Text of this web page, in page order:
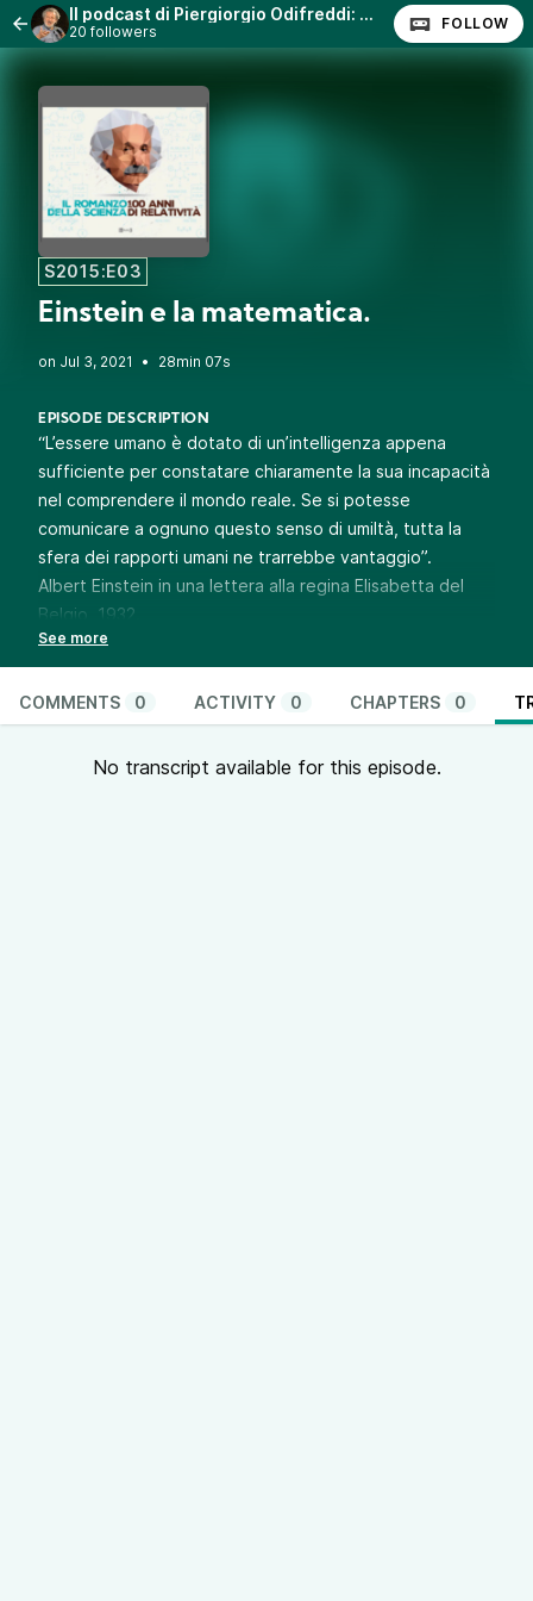
Il podcast di Piergiorgio Odifreddi: Lezioni e Conferenze.
20 followers FOLLOW
S2015:E03
Einstein e la matematica.
• 28min 07s
EPISODE DESCRIPTION
“L’essere umano è dotato di un’intelligenza appena
sufficiente per constatare chiaramente la sua incapacità
nel comprendere il mondo reale. Se si potesse
comunicare a ognuno questo senso di umiltà, tutta la
sfera dei rapporti umani ne trarrebbe vantaggio”.
Albert Einstein in una lettera alla regina Elisabetta del
Belgio, 1932.
Registrazione del 10/10/15 tratta dal programma “Il
romanzo della scienza 100 anni di relatività”
andato in onda su
Radio3.
--- Send in a voice message:
https://podcasters.spotify.com/pod/show/vito-rodolfo-
COMMENTS 0 ACTIVITY 0 CHAPTERS 0
No transcript available for this episode.